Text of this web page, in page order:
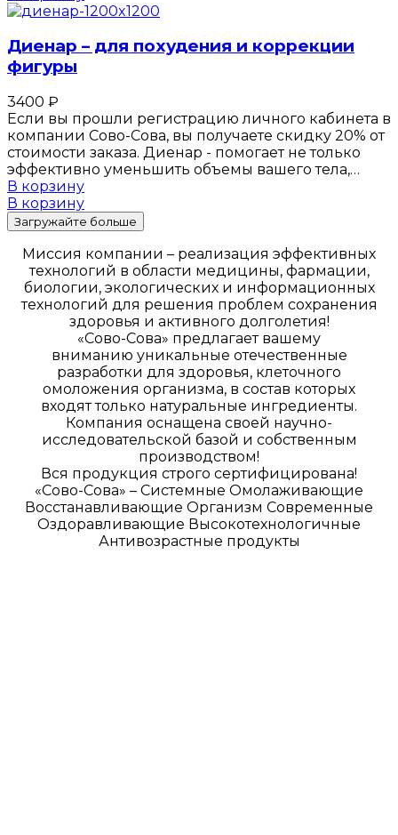
Диенар – для похудения и коррекции
фигуры
3400 ₽
Если вы прошли регистрацию личного кабинета в
компании Сово-Сова, вы получаете скидку 20% от
стоимости заказа. Диенар - помогает не только
эффективно уменьшить объемы вашего тела,…
В корзину
В корзину
Загружайте больше
Миссия компании – реализация эффективных
технологий в области медицины, фармации,
биологии, экологических и информационных
технологий для решения проблем сохранения
здоровья и активного долголетия!
«Сово-Сова» предлагает вашему
вниманию уникальные отечественные
разработки для здоровья, клеточного
омоложения организма, в состав которых
входят только натуральные ингредиенты.
Компания оснащена своей научно-
исследовательской базой и собственным
производством!
Вся продукция строго сертифицирована!
«Сово-Сова» – Системные Омолаживающие
Восстанавливающие Организм Современные
Оздоравливающие Высокотехнологичные
Антивозрастные продукты